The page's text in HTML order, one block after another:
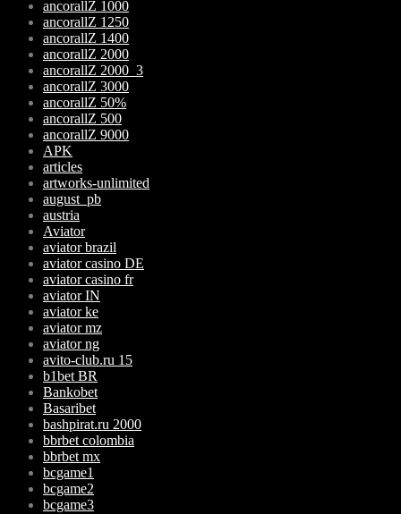
ancorallZ 1000
ancorallZ 1250
ancorallZ 1400
ancorallZ 2000
ancorallZ 2000_3
ancorallZ 3000
ancorallZ 50%
ancorallZ 500
ancorallZ 9000
APK
articles
artworks-unlimited
august_pb
austria
Aviator
aviator brazil
aviator casino DE
aviator casino fr
aviator IN
aviator ke
aviator mz
aviator ng
avito-club.ru 15
b1bet BR
Bankobet
Basaribet
bashpirat.ru 2000
bbrbet colombia
bbrbet mx
bcgame1
bcgame2
bcgame3